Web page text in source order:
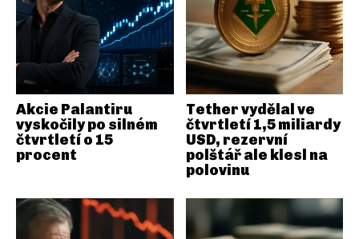
Akcie Palantiru
vyskočily po silném
čtvrtletí o 15
procent
Tether vydělal ve
čtvrtletí 1,5 miliardy
USD, rezervní
polštář ale klesl na
polovinu